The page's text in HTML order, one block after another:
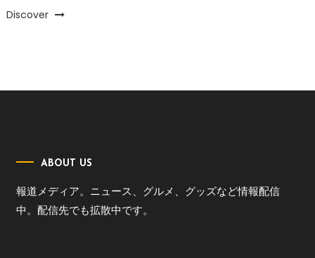
Discover
ABOUT US
報道メディア。ニュース、グルメ、グッズなど情報配信
中。配信先でも拡散中です。